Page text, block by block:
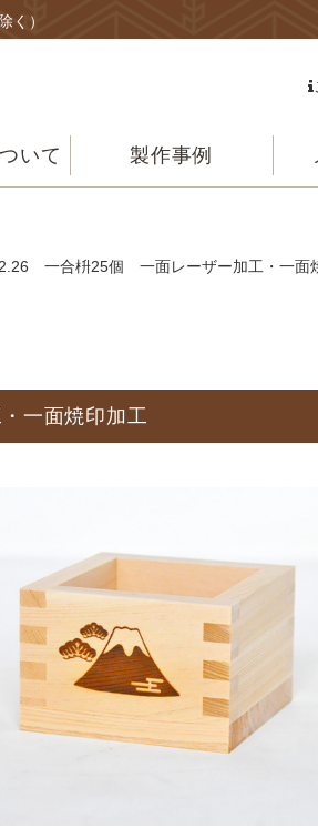
く）
いて 製作事例
一合枡25個 一面レーザー加工・一面
一面焼印加工